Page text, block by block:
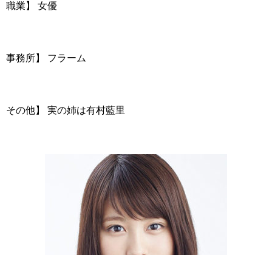
職業】 女優
事務所】 フラーム
その他】 実の姉は有村藍里